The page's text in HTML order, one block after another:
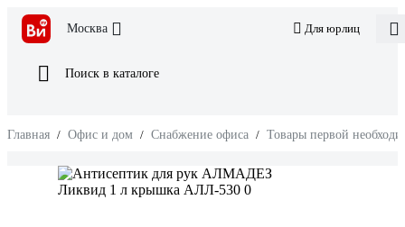
Москва Для юрлиц
Поиск в каталоге
Главная / Офис и дом / Снабжение офиса / Товары первой